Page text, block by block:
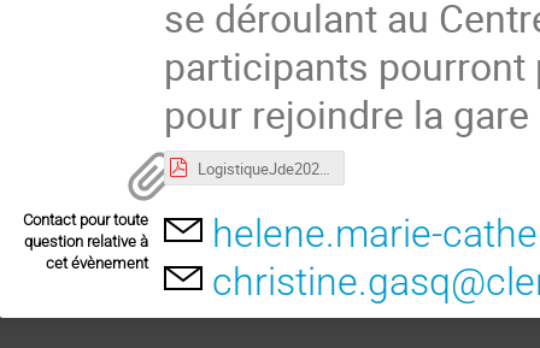
se déroulant au
participants
pour rejoindre la gare
LogistiqueJde2023.pdf
Contact pour toute
question relative à
cet évènement
helene.marie-